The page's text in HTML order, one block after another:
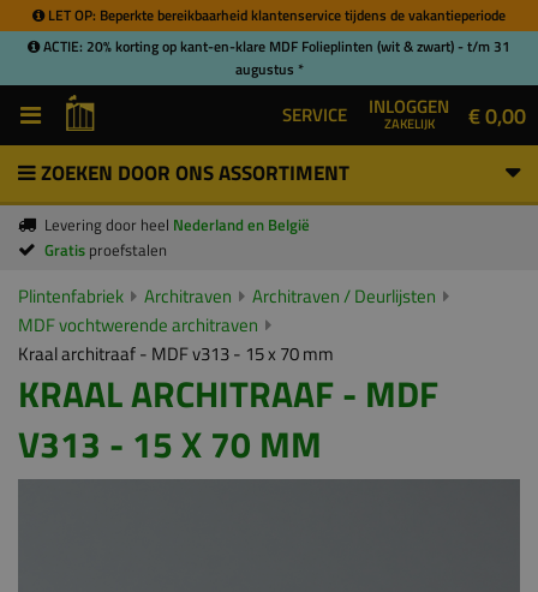
LET OP: Beperkte bereikbaarheid klantenservice tijdens de vakantieperiode
ACTIE: 20% korting op kant-en-klare MDF Folieplinten (wit & zwart) - t/m 31
augustus *
SERVICE INLOGGEN
ZAKELIJK € 0,00
ZOEKEN DOOR ONS ASSORTIMENT
Levering door heel Nederland en België
Gratis proefstalen
Plintenfabriek Architraven
Architraven / Deurlijsten
MDF vochtwerende architraven
Kraal architraaf - MDF v313 - 15 x 70 mm
KRAAL ARCHITRAAF - MDF
V313 - 15 X 70 MM